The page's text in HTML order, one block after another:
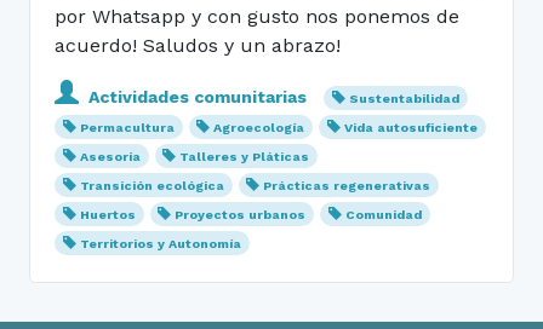
por Whatsapp y con gusto nos ponemos de
acuerdo! Saludos y un abrazo!
Actividades comunitarias
Sustentabilidad
Permacultura
Agroecología
Vida autosuficiente
Asesoría
Talleres y Pláticas
Transición ecológica
Prácticas regenerativas
Huertos
Proyectos urbanos
Comunidad
Territorios y Autonomía